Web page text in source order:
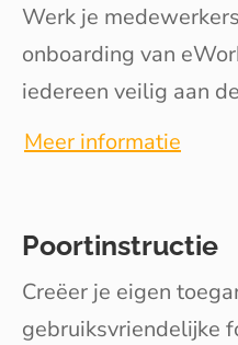
Werk je
onboarding van
iedereen veilig aan
Meer informatie
Poortinstructie
Creëer je eigen
gebruiksvriendelijke